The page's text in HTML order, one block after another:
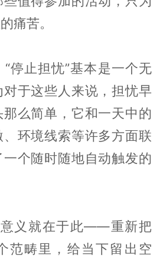
痛苦。
停止担忧”基本是一个无
于这些人来说，担忧早
么简单，它和一天中的
环境线索等许多方面联
个随时随地自动触发的
意义就在于此——重新把
范畴里，给当下留出空